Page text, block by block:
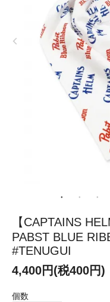
【CAPTAINS
PABST BLUE
#TENUGUI
4,400円(税400円)
個数